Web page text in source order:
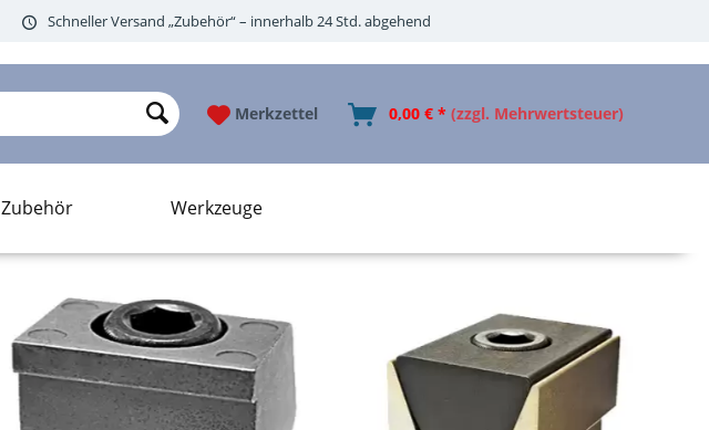
Schneller Versand „Zubehör“ – innerhalb 24 Std. abgehend
Merkzettel 0,00 € * (zzgl. Mehrwertsteuer)
Zubehör Werkzeuge